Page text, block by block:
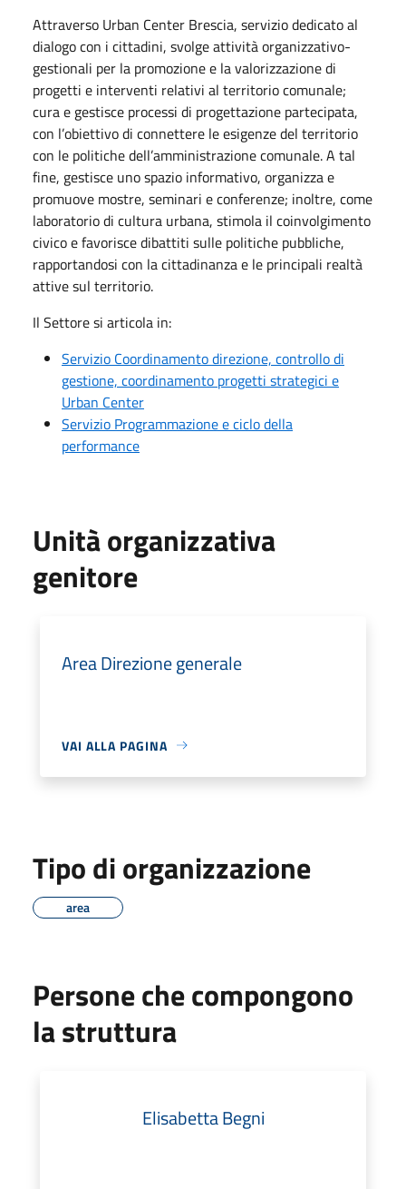
Attraverso Urban Center Brescia, servizio dedicato al
dialogo con i cittadini, svolge attività organizzativo-
gestionali per la promozione e la valorizzazione di
progetti e interventi relativi al territorio comunale;
cura e gestisce processi di progettazione partecipata,
con l’obiettivo di connettere le esigenze del territorio
con le politiche dell’amministrazione comunale. A tal
fine, gestisce uno spazio informativo, organizza e
promuove mostre, seminari e conferenze; inoltre, come
laboratorio di cultura urbana, stimola il coinvolgimento
civico e favorisce dibattiti sulle politiche pubbliche,
rapportandosi con la cittadinanza e le principali realtà
attive sul territorio.
Il Settore si articola in:
Servizio Coordinamento direzione, controllo di
gestione, coordinamento progetti strategici e
Urban Center
Servizio Programmazione e ciclo della
performance
Unità organizzativa
genitore
Area Direzione generale
VAI ALLA PAGINA
Tipo di organizzazione
area
Persone che compongono
la struttura
Elisabetta Begni